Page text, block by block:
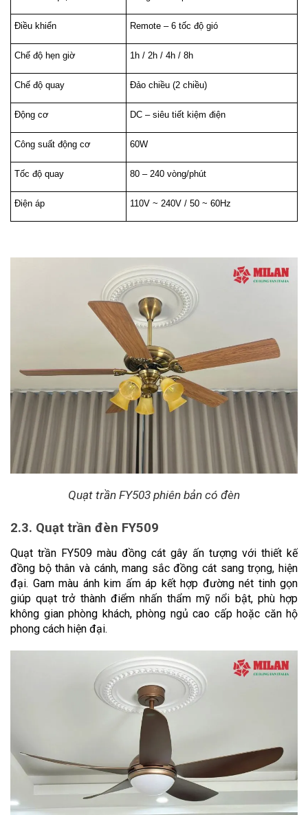
Điều khiển Remote – 6 tốc độ gió
Chế độ hẹn giờ 1h / 2h / 4h / 8h
Chế độ quay Đảo chiều (2 chiều)
Động cơ DC – siêu tiết kiệm điện
Công suất động cơ 60W
Tốc độ quay 80 – 240 vòng/phút
Điện áp 110V ~ 240V / 50 ~ 60Hz
Quạt trần FY503 phiên bản có đèn
2.3. Quạt trần đèn FY509
Quạt trần FY509 màu đồng cát gây ấn tượng với thiết kế
đồng bộ thân và cánh, mang sắc đồng cát sang trọng, hiện
đại. Gam màu ánh kim ấm áp kết hợp đường nét tinh gọn
giúp quạt trở thành điểm nhấn thẩm mỹ nổi bật, phù hợp
không gian phòng khách, phòng ngủ cao cấp hoặc căn hộ
phong cách hiện đại.